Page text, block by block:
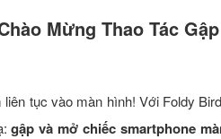
Mừng Thao Tác
tục vào màn hình! Với Foldy
gập và mở chiếc smartphone